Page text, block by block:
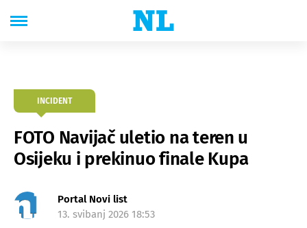
INCIDENT
FOTO Navijač uletio na teren u
Osijeku i prekinuo finale Kupa
Portal Novi list
13. svibanj 2026 18:53